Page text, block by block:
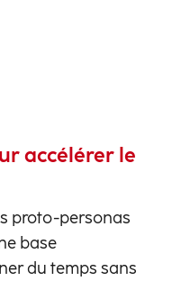
accélérer le
proto-personas
base
du temps sans